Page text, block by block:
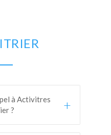
à Activitres
?
+